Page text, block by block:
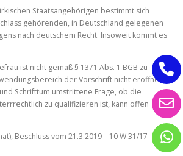
Staatsangehörigen bestimmt sich
gehörenden, in Deutschland gelegenen
nach deutschem Recht. Insoweit kommt es
ist nicht gemäß § 1371 Abs. 1 BGB zu
der Vorschrift nicht eröffnet ist.
Schrifttum umstrittene Frage, ob die
zu qualifizieren ist, kann offen
Beschluss vom 21.3.2019 – 10 W 31/17